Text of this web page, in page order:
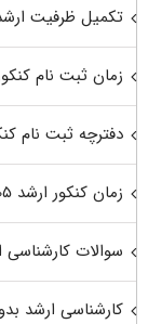
تکمیل ظرفیت ارشد
زمان ثبت نام کنکور
دفترچه ثبت نام
زمان کنکور ارشد ۱۴۰۵
سوالات کارشناسی
کارشناسی ارشد